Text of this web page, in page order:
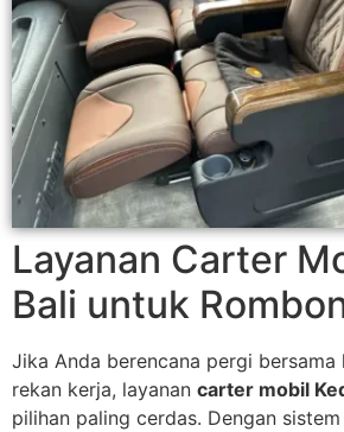
Layanan Carter
Bali untuk
Jika Anda berencana pergi bersama
rekan kerja, layanan carter mobil
pilihan paling cerdas. Dengan